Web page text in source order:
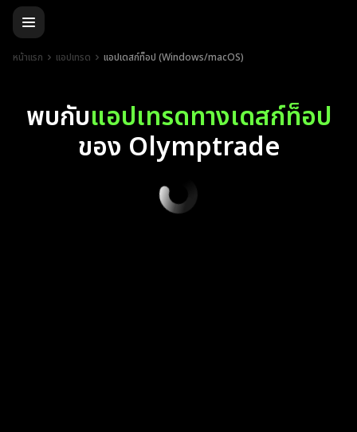
หน้าแรก แอปเทรด แอปเดสก์ท็อป (Windows/macOS)
พบกับแอปเทรดทางเดสก์ท็อป
ของ Olymptrade